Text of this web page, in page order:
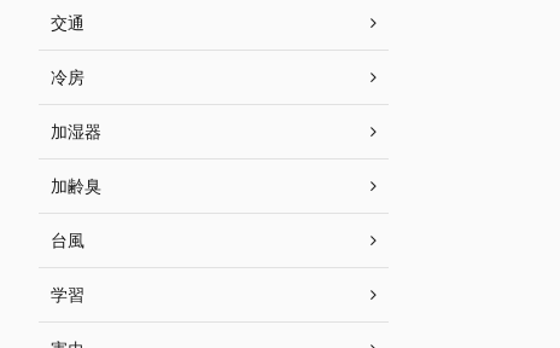
交通
冷房
加湿器
加齢臭
台風
学習